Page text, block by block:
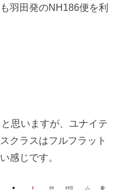
羽田発のNH186便を利
思いますが、ユナイテ
クラスはフルフラット
感じです。